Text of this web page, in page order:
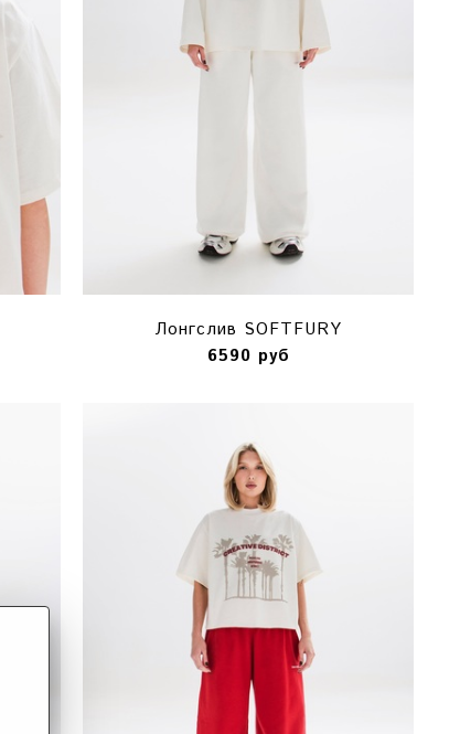
Лонгслив SOFTFURY
6590 руб